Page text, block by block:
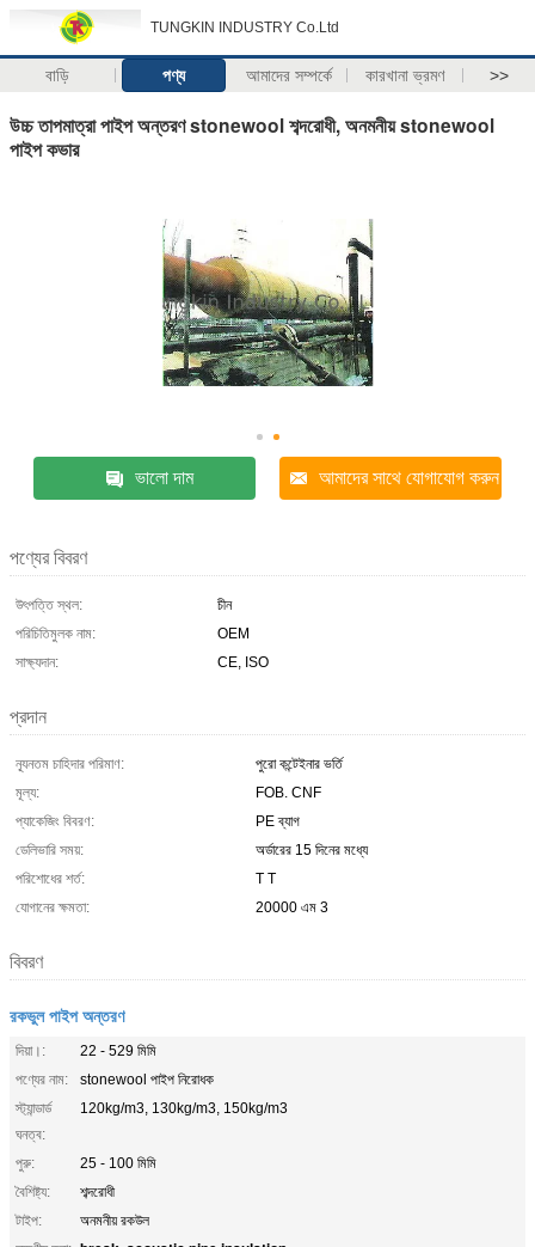
TUNGKIN INDUSTRY Co.Ltd
বাড়ি পণ্য আমাদের সম্পর্কে কারখানা ভ্রমণ >>
উচ্চ তাপমাত্রা পাইপ অন্তরণ stonewool শব্দরোধী, অনমনীয় stonewool
পাইপ কভার
ভালো দাম আমাদের সাথে যোগাযোগ করুন
পণ্যের বিবরণ
উৎপত্তি স্থল:
চীন
পরিচিতিমুলক নাম:
OEM
সাক্ষ্যদান:
CE, ISO
প্রদান
ন্যূনতম চাহিদার পরিমাণ:
পুরো কন্টেইনার ভর্তি
মূল্য:
FOB. CNF
প্যাকেজিং বিবরণ:
PE ব্যাগ
ডেলিভারি সময়:
অর্ডারের 15 দিনের মধ্যে
পরিশোধের শর্ত:
T T
যোগানের ক্ষমতা:
20000 এম 3
বিবরণ
রকভুল পাইপ অন্তরণ
দিয়া।:
22 - 529 মিমি
পণ্যের নাম:
stonewool পাইপ নিরোধক
স্ট্যান্ডার্ড
ঘনত্ব:
120kg/m3, 130kg/m3, 150kg/m3
পুরু:
25 - 100 মিমি
বৈশিষ্ট্য:
শব্দরোধী
টাইপ:
অনমনীয় রকউল